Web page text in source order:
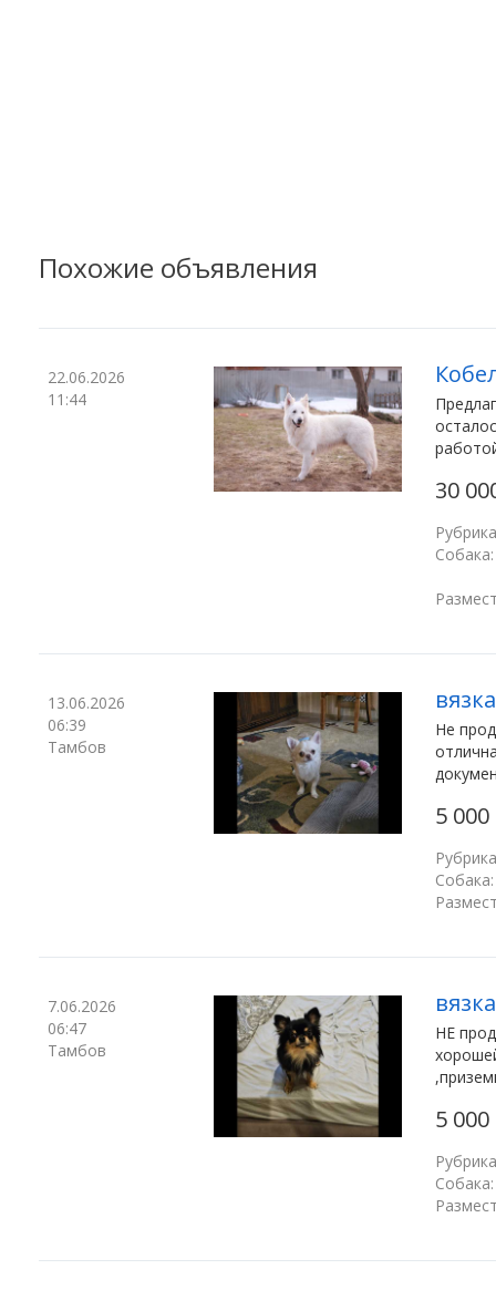
Похожие объявления
22.06.2026
11:44
30
Собака:
13.06.2026
06:39
Тамбов
Не
5
Собака:
7.06.2026
06:47
Тамбов
НЕ
5
Собака: